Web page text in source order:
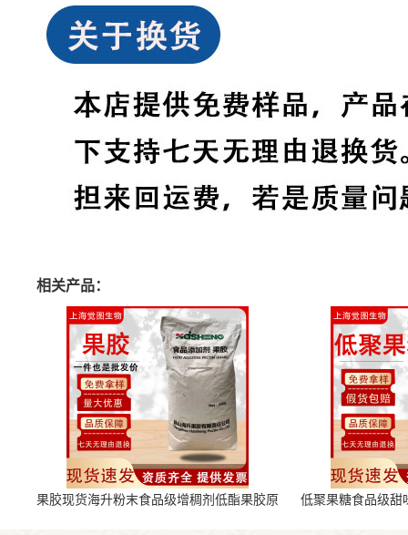
相关产品：
果胶现货海升粉末食品级增稠剂低酯果胶原
低聚果糖食品级甜